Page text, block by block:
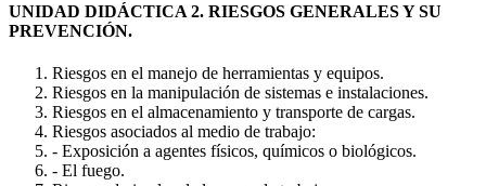
UNIDAD DIDÁCTICA 2. RIESGOS GENERALES Y SU
PREVENCIÓN.
Riesgos en el manejo de herramientas y equipos.
Riesgos en la manipulación de sistemas e instalaciones.
Riesgos en el almacenamiento y transporte de cargas.
Riesgos asociados al medio de trabajo:
- Exposición a agentes físicos, químicos o biológicos.
- El fuego.